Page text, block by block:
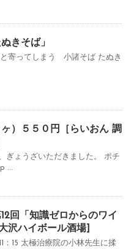
きそば」
寄ってしまう 小諸そば たぬき
）５５０円［らいおん 調
ぎょうざいただきました。 ポチ
...
12回「知識ゼロからのワイ
沢ハイボール酒場]
：15 太極治療院の小林先生に揉